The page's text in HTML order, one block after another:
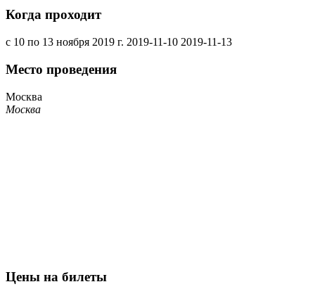
Когда проходит
с 10 по 13 ноября 2019 г. 2019-11-10 2019-11-13
Место проведения
Москва
Москва
Цены на билеты